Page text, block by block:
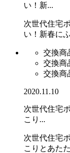
い！新...
次世代住宅
い！新春に
交換商
交換商
交換商
2020.11.10
次世代住宅
こり...
次世代住宅
こりとあた